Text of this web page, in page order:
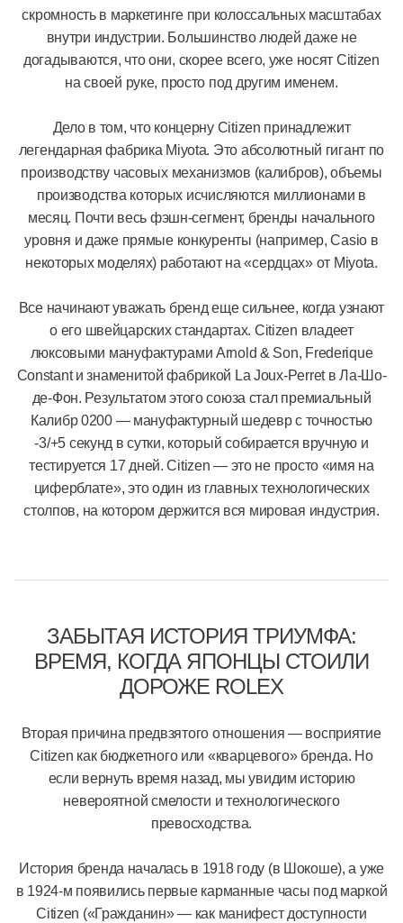
скромность в маркетинге при колоссальных масштабах
внутри индустрии. Большинство людей даже не
догадываются, что они, скорее всего, уже носят Citizen
на своей руке, просто под другим именем.
Дело в том, что концерну Citizen принадлежит
легендарная фабрика Miyota. Это абсолютный гигант по
производству часовых механизмов (калибров), объемы
производства которых исчисляются миллионами в
месяц. Почти весь фэшн-сегмент, бренды начального
уровня и даже прямые конкуренты (например, Casio в
некоторых моделях) работают на «сердцах» от Miyota.
Все начинают уважать бренд еще сильнее, когда узнают
о его швейцарских стандартах. Citizen владеет
люксовыми мануфактурами Arnold & Son, Frederique
Constant и знаменитой фабрикой La Joux-Perret в Ла-Шо-
де-Фон. Результатом этого союза стал премиальный
Калибр 0200 — мануфактурный шедевр с точностью
-3/+5 секунд в сутки, который собирается вручную и
тестируется 17 дней. Citizen — это не просто «имя на
циферблате», это один из главных технологических
столпов, на котором держится вся мировая индустрия.
ЗАБЫТАЯ ИСТОРИЯ ТРИУМФА:
ВРЕМЯ, КОГДА ЯПОНЦЫ СТОИЛИ
ДОРОЖЕ ROLEX
Вторая причина предвзятого отношения — восприятие
Citizen как бюджетного или «кварцевого» бренда. Но
если вернуть время назад, мы увидим историю
невероятной смелости и технологического
превосходства.
История бренда началась в 1918 году (в Шокоше), а уже
в 1924-м появились первые карманные часы под маркой
Citizen («Гражданин» — как манифест доступности